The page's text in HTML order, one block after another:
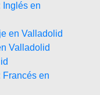
Inglés en
en Valladolid
Valladolid
Francés en